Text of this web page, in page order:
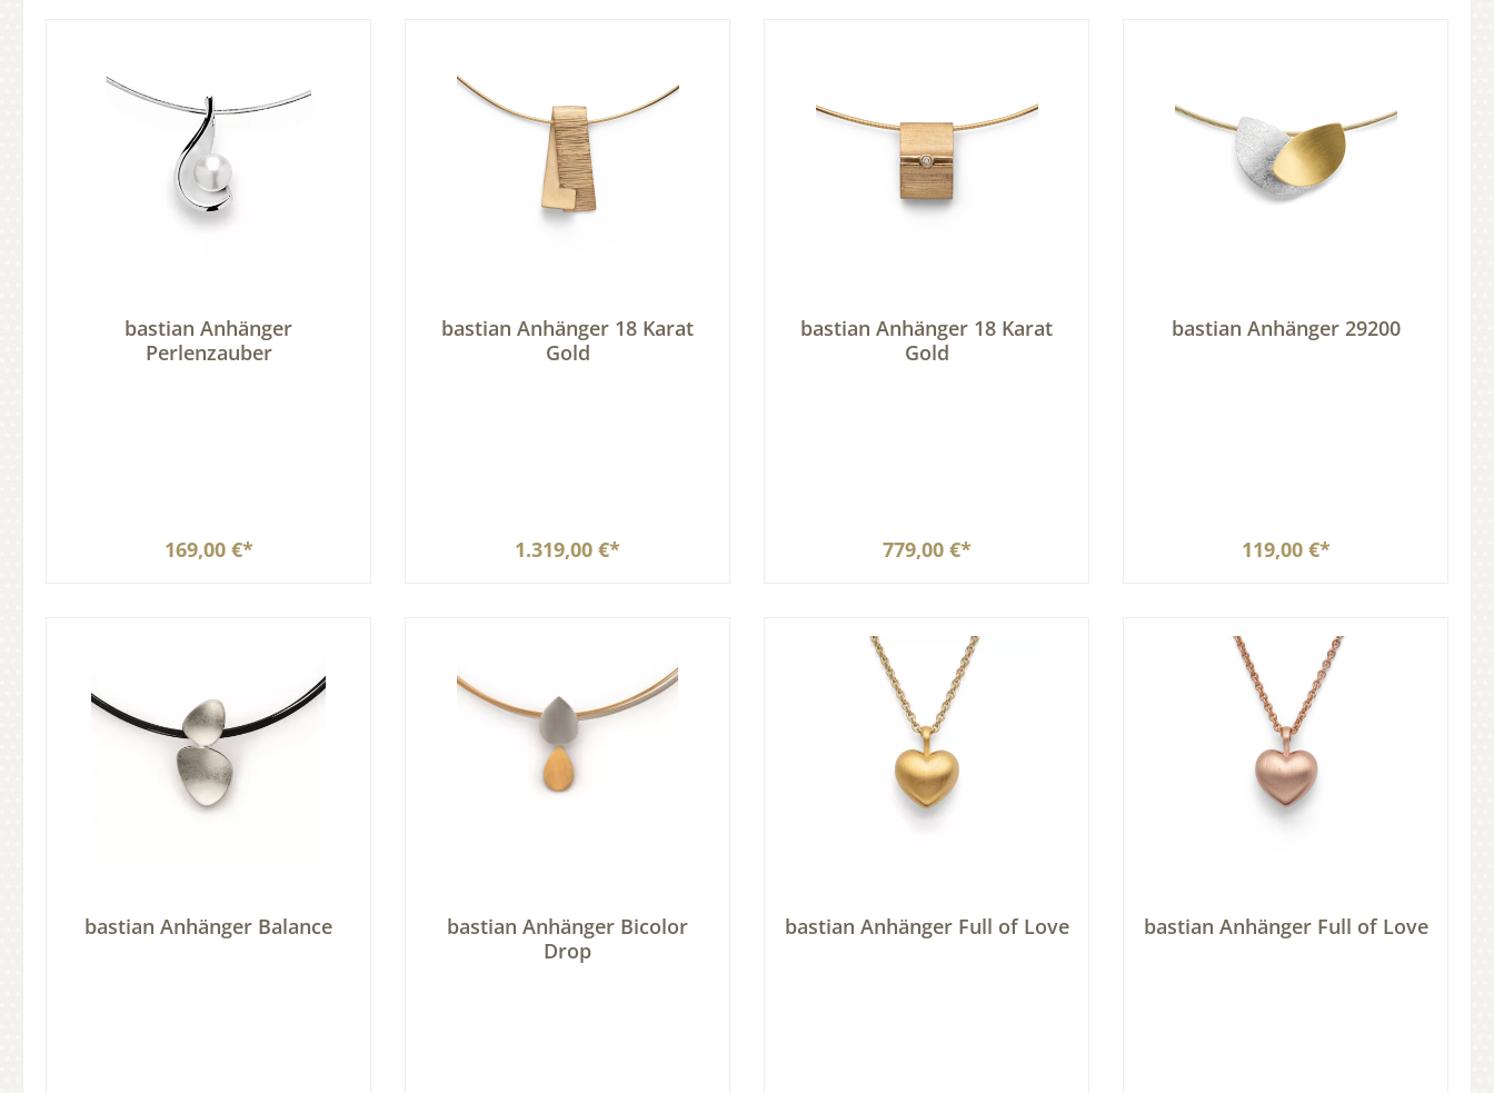
bastian Anhänger
Perlenzauber
169,00 €*
bastian Anhänger 18 Karat
Gold
1.319,00 €*
bastian Anhänger 18 Karat
Gold
779,00 €*
bastian Anhänger 29200
119,00 €*
bastian Anhänger Balance
bastian Anhänger Bicolor
Drop
bastian Anhänger Full of Love bastian Anhänger Full of Love